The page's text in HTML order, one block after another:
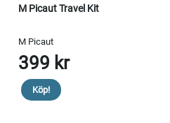
M Picaut Travel Kit
M Picaut
399 kr
Köp!